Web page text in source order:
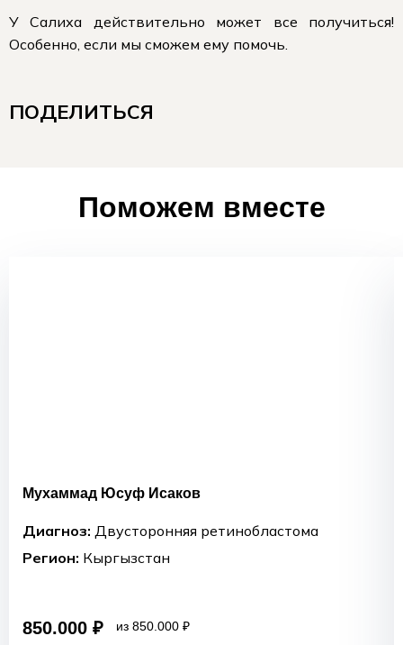
У Салиха действительно может все получиться!
Особенно, если мы сможем ему помочь.
ПОДЕЛИТЬСЯ
Поможем вместе
Мухаммад Юсуф Исаков
Диагноз: Двусторонняя ретинобластома
Регион: Кыргызстан
850.000 ₽ из 850.000 ₽